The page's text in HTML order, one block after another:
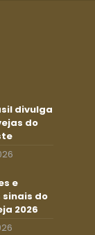
divulga
do
e
do
2026